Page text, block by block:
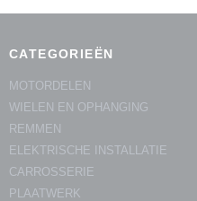
CATEGORIEËN
MOTORDELEN
WIELEN EN OPHANGING
REMMEN
ELEKTRISCHE INSTALLATIE
CARROSSERIE
PLAATWERK